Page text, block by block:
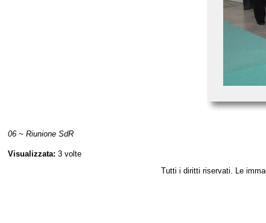
06 ~ Riunione SdR
Visualizzata: 3 volte
Tutti i diritti riservati. Le